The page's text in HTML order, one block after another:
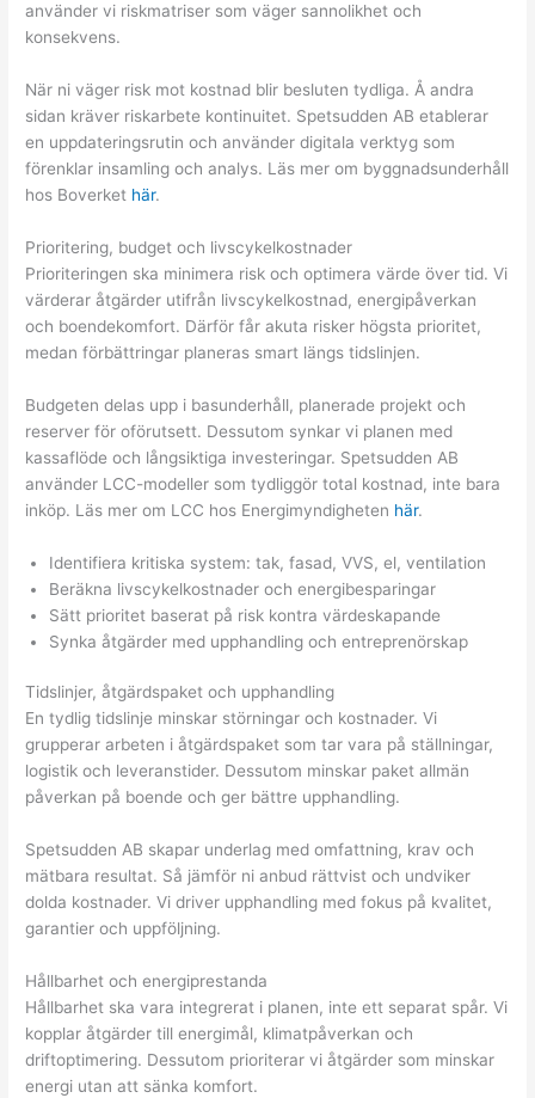
använder vi riskmatriser som väger sannolikhet och
konsekvens.
När ni väger risk mot kostnad blir besluten tydliga. Å andra
sidan kräver riskarbete kontinuitet. Spetsudden AB etablerar
en uppdateringsrutin och använder digitala verktyg som
förenklar insamling och analys. Läs mer om byggnadsunderhåll
hos Boverket här.
Prioritering, budget och livscykelkostnader
Prioriteringen ska minimera risk och optimera värde över tid. Vi
värderar åtgärder utifrån livscykelkostnad, energipåverkan
och boendekomfort. Därför får akuta risker högsta prioritet,
medan förbättringar planeras smart längs tidslinjen.
Budgeten delas upp i basunderhåll, planerade projekt och
reserver för oförutsett. Dessutom synkar vi planen med
kassaflöde och långsiktiga investeringar. Spetsudden AB
använder LCC-modeller som tydliggör total kostnad, inte bara
inköp. Läs mer om LCC hos Energimyndigheten här.
Identifiera kritiska system: tak, fasad, VVS, el, ventilation
Beräkna livscykelkostnader och energibesparingar
Sätt prioritet baserat på risk kontra värdeskapande
Synka åtgärder med upphandling och entreprenörskap
Tidslinjer, åtgärdspaket och upphandling
En tydlig tidslinje minskar störningar och kostnader. Vi
grupperar arbeten i åtgärdspaket som tar vara på ställningar,
logistik och leveranstider. Dessutom minskar paket allmän
påverkan på boende och ger bättre upphandling.
Spetsudden AB skapar underlag med omfattning, krav och
mätbara resultat. Så jämför ni anbud rättvist och undviker
dolda kostnader. Vi driver upphandling med fokus på kvalitet,
garantier och uppföljning.
Hållbarhet och energiprestanda
Hållbarhet ska vara integrerat i planen, inte ett separat spår. Vi
kopplar åtgärder till energimål, klimatpåverkan och
driftoptimering. Dessutom prioriterar vi åtgärder som minskar
energi utan att sänka komfort.